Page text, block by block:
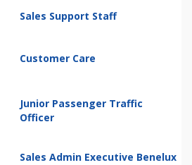
Sales Support Staff
Customer Care
Junior Passenger Traffic
Officer
Sales Admin Executive Benelux